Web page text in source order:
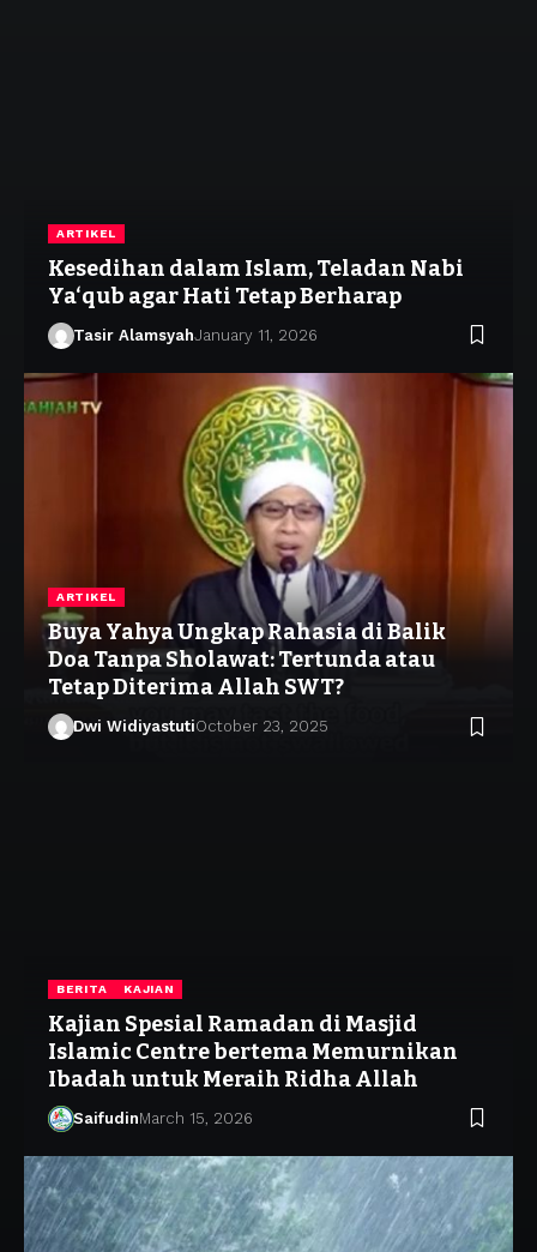
ARTIKEL
Kesedihan dalam Islam, Teladan Nabi
Ya‘qub agar Hati Tetap Berharap
Tasir AlamsyahJanuary 11, 2026
ARTIKEL
Buya Yahya Ungkap Rahasia di Balik
Doa Tanpa Sholawat: Tertunda atau
Tetap Diterima Allah SWT?
Dwi WidiyastutiOctober 23, 2025
BERITA KAJIAN
Kajian Spesial Ramadan di Masjid
Islamic Centre bertema Memurnikan
Ibadah untuk Meraih Ridha Allah
SaifudinMarch 15, 2026